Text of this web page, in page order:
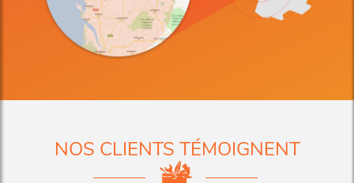
NOS CLIENTS TÉMOIGNENT